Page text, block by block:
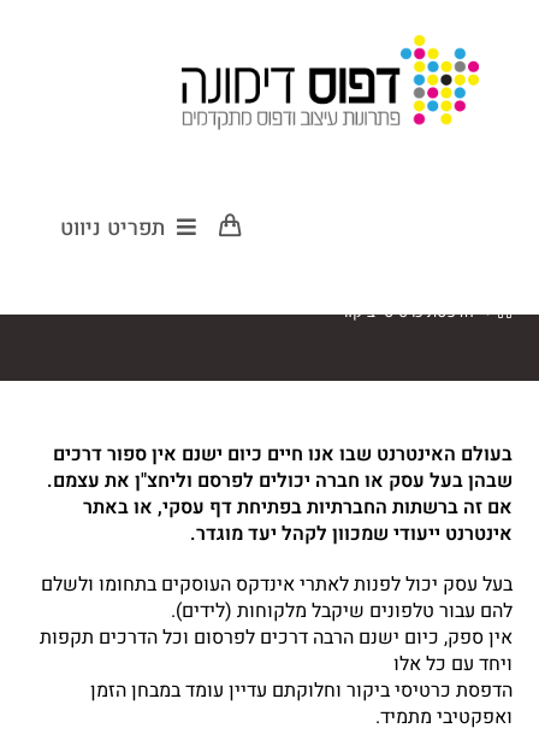
תפריט ניווט
> הדפסת כרטיסי ביקור
בעולם האינטרנט שבו אנו חיים כיום ישנם אין ספור דרכים
שבהן בעל עסק או חברה יכולים לפרסם וליחצ"ן את עצמם.
אם זה ברשתות החברתיות בפתיחת דף עסקי, או באתר
אינטרנט ייעודי שמכוון לקהל יעד מוגדר.
בעל עסק יכול לפנות לאתרי אינדקס העוסקים בתחומו ולשלם
להם עבור טלפונים שיקבל מלקוחות (לידים).
אין ספק, כיום ישנם הרבה דרכים לפרסום וכל הדרכים תקפות
ויחד עם כל אלו
הדפסת כרטיסי ביקור וחלוקתם עדיין עומד במבחן הזמן
ואפקטיבי מתמיד.